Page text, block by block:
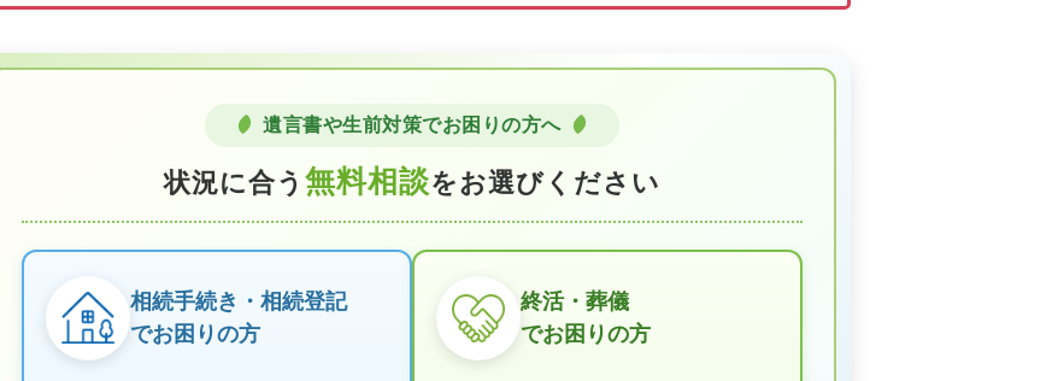
遺言書や生前対策でお困りの方へ
状況に合う 無料相談をお選びください
相続手続き・相続登記
でお困りの方
終活・葬儀
でお困りの方